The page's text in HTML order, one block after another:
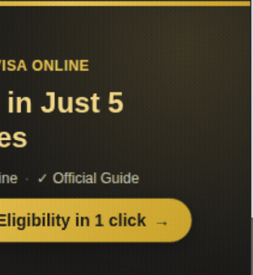
аниме в жанре Мистика
не терять с нами связь,
на нашTelegram